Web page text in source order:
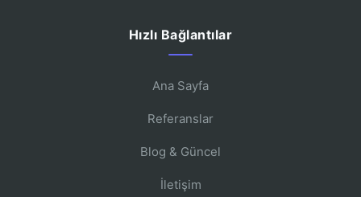
Hızlı Bağlantılar
Ana Sayfa
Referanslar
Blog & Güncel
İletişim